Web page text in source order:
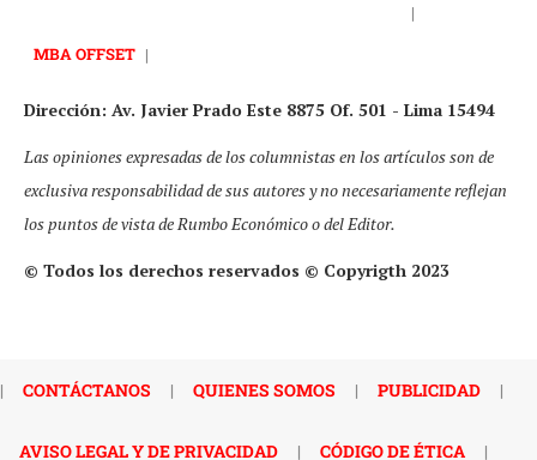
|
MBA OFFSET |
Dirección: Av. Javier Prado Este 8875 Of. 501 - Lima 15494
Las opiniones expresadas de los columnistas en los artículos son de
exclusiva responsabilidad de sus autores y no necesariamente reflejan
los puntos de vista de Rumbo Económico o del Editor.
© Todos los derechos reservados © Copyrigth 2023
| CONTÁCTANOS | QUIENES SOMOS | PUBLICIDAD |
AVISO LEGAL Y DE PRIVACIDAD | CÓDIGO DE ÉTICA |